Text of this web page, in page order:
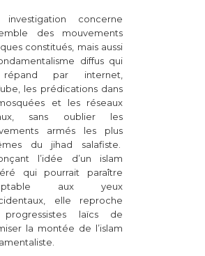
investigation concerne
des mouvements
constitués, mais aussi
diffus qui
par internet,
les prédications dans
et les réseaux
sans oublier les
armés les plus
du jihad salafiste.
l’idée d’un islam
qui pourrait paraître
aux yeux
elle reproche
laïcs de
la montée de l’islam